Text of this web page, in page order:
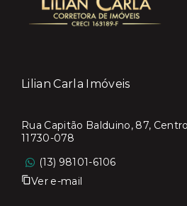
Lilian Carla Imóveis
Rua Capitão Balduino, 87,
11730-078
(13) 98101-6106
Ver e-mail